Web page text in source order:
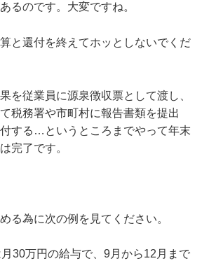
るのです。大変ですね。
と還付を終えてホッとしないでくだ
を従業員に源泉徴収票として渡し、
税務署や市町村に報告書類を提出
する…というところまでやって年末
完了です。
る為に次の例を見てください。
30万円の給与で、9月から12月まで